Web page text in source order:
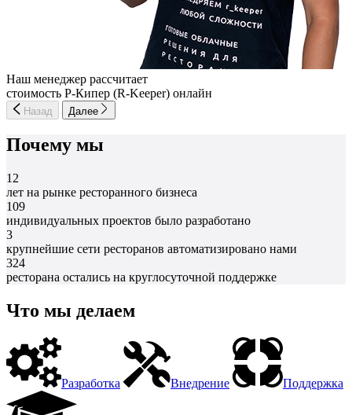
Наш менеджер рассчитает
стоимость Р-Кипер (R-Keeper) онлайн
Назад Далее
Почему мы
12
лет на рынке ресторанного бизнеса
109
индивидуальных проектов было разработано
3
крупнейшие сети ресторанов автоматизировано нами
324
ресторана остались на круглосуточной поддержке
Что мы делаем
Разработка Внедрение Поддержка